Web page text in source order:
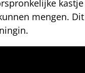
kastje
mengen. Dit